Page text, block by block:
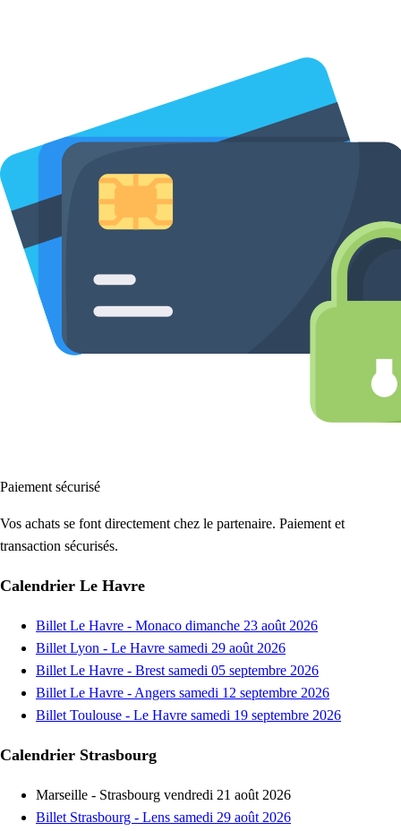
Paiement sécurisé
Vos achats se font directement chez le partenaire. Paiement et
transaction sécurisés.
Calendrier Le Havre
Billet Le Havre - Monaco dimanche 23 août 2026
Billet Lyon - Le Havre samedi 29 août 2026
Billet Le Havre - Brest samedi 05 septembre 2026
Billet Le Havre - Angers samedi 12 septembre 2026
Billet Toulouse - Le Havre samedi 19 septembre 2026
Calendrier Strasbourg
Marseille - Strasbourg vendredi 21 août 2026
Billet Strasbourg - Lens samedi 29 août 2026